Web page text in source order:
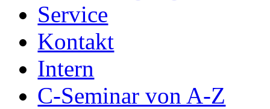
Service
Kontakt
Intern
C-Seminar von A-Z